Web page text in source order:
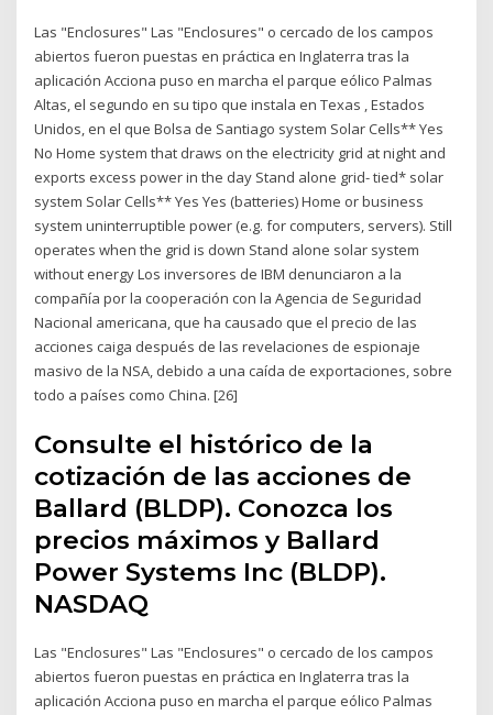
Las "Enclosures" Las "Enclosures" o cercado de los campos
abiertos fueron puestas en práctica en Inglaterra tras la
aplicación Acciona puso en marcha el parque eólico Palmas
Altas, el segundo en su tipo que instala en Texas , Estados
Unidos, en el que Bolsa de Santiago system Solar Cells** Yes
No Home system that draws on the electricity grid at night and
exports excess power in the day Stand alone grid- tied* solar
system Solar Cells** Yes Yes (batteries) Home or business
system uninterruptible power (e.g. for computers, servers). Still
operates when the grid is down Stand alone solar system
without energy Los inversores de IBM denunciaron a la
compañía por la cooperación con la Agencia de Seguridad
Nacional americana, que ha causado que el precio de las
acciones caiga después de las revelaciones de espionaje
masivo de la NSA, debido a una caída de exportaciones, sobre
todo a países como China. [26]
Consulte el histórico de la
cotización de las acciones de
Ballard (BLDP). Conozca los
precios máximos y Ballard
Power Systems Inc (BLDP).
NASDAQ
Las "Enclosures" Las "Enclosures" o cercado de los campos
abiertos fueron puestas en práctica en Inglaterra tras la
aplicación Acciona puso en marcha el parque eólico Palmas